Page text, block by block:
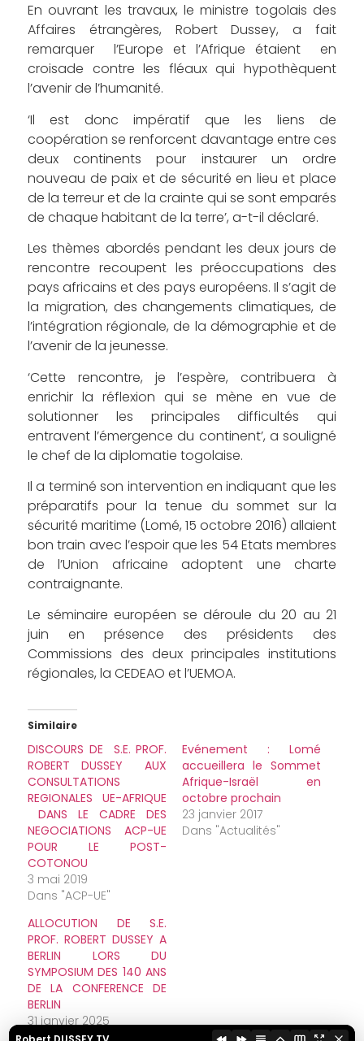
En ouvrant les travaux, le ministre togolais des
Affaires étrangères, Robert Dussey, a fait
remarquer l’Europe et l’Afrique étaient en
croisade contre les fléaux qui hypothèquent
l’avenir de l’humanité.
‘Il est donc impératif que les liens de
coopération se renforcent davantage entre ces
deux continents pour instaurer un ordre
nouveau de paix et de sécurité en lieu et place
de la terreur et de la crainte qui se sont emparés
de chaque habitant de la terre’, a-t-il déclaré.
Les thèmes abordés pendant les deux jours de
rencontre recoupent les préoccupations des
pays africains et des pays européens. Il s’agit de
la migration, des changements climatiques, de
l’intégration régionale, de la démographie et de
l’avenir de la jeunesse.
‘Cette rencontre, je l’espère, contribuera à
enrichir la réflexion qui se mène en vue de
solutionner les principales difficultés qui
entravent l’émergence du continent’, a souligné
le chef de la diplomatie togolaise.
Il a terminé son intervention en indiquant que les
préparatifs pour la tenue du sommet sur la
sécurité maritime (Lomé, 15 octobre 2016) allaient
bon train avec l’espoir que les 54 Etats membres
de l’Union africaine adoptent une charte
contraignante.
Le séminaire européen se déroule du 20 au 21
juin en présence des présidents des
Commissions des deux principales institutions
régionales, la CEDEAO et l’UEMOA.
Similaire
DISCOURS DE S.E. PROF.
ROBERT DUSSEY AUX
CONSULTATIONS
REGIONALES UE-AFRIQUE
DANS LE CADRE DES
NEGOCIATIONS ACP-UE
POUR LE POST-
COTONOU
3 mai 2019
Dans "ACP-UE"
Evénement : Lomé
accueillera le Sommet
Afrique-Israël en
octobre prochain
23 janvier 2017
Dans "Actualités"
ALLOCUTION DE S.E.
PROF. ROBERT DUSSEY A
BERLIN LORS DU
SYMPOSIUM DES 140 ANS
DE LA CONFERENCE DE
BERLIN
31 janvier 2025
Dans "Actualités"